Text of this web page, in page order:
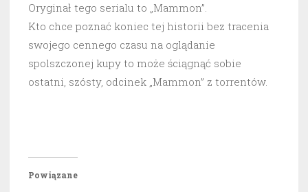
Oryginał tego serialu to „Mammon”.
Kto chce poznać koniec tej historii bez tracenia
swojego cennego czasu na oglądanie
spolszczonej kupy to może ściągnąć sobie
ostatni, szósty, odcinek „Mammon” z torrentów.
Powiązane